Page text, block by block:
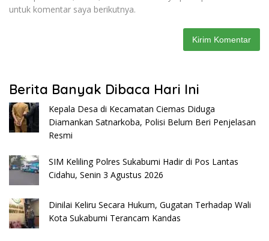
untuk komentar saya berikutnya.
Berita Banyak Dibaca Hari Ini
Kepala Desa di Kecamatan Ciemas Diduga
Diamankan Satnarkoba, Polisi Belum Beri Penjelasan
Resmi
SIM Keliling Polres Sukabumi Hadir di Pos Lantas
Cidahu, Senin 3 Agustus 2026
Dinilai Keliru Secara Hukum, Gugatan Terhadap Wali
Kota Sukabumi Terancam Kandas